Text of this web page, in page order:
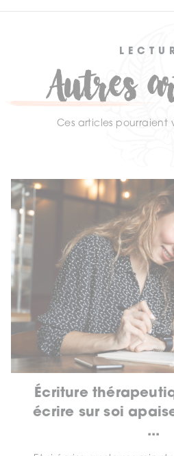
Autres
Ces articles pourraient
Écriture
écrire sur soi
...